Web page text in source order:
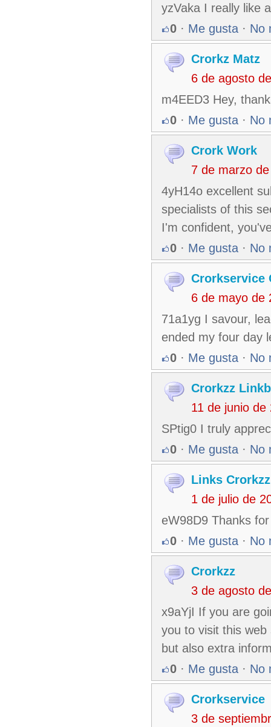
yzVaka I really like
0 · Me gusta · No
Crorkz Matz
6 de agosto
m4EED3 Hey,
0 · Me gusta · No
Crork Work
7 de marzo
4yH14o excellent
specialists of this
I'm confident,
0 · Me gusta · No
Crorkservice
6 de mayo de
71a1yg I savour,
ended my four day
0 · Me gusta · No
Crorkzz
11 de junio
SPtig0 I truly
0 · Me gusta · No
Links Crorkzz
1 de julio de
eW98D9 Thanks
0 · Me gusta · No
Crorkzz
3 de agosto
x9aYjI If you are
you to visit this
but also extra
0 · Me gusta · No
Crorkservice
3 de